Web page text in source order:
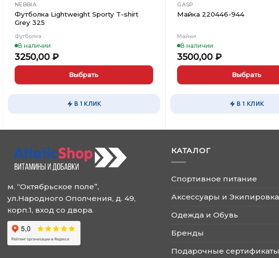
NEBBIA
Футболка Lightweight Sporty T-shirt
Grey 325
Футболка
В наличии
3250,00 ₽
Выбрать
вариаций.
можно
выбрать
на
товара.
В 1 КЛИК
GASP
Майка 220446-944
Майки
В наличии
3500,00₽
Выбрать
вариаций.
можно
выбрать
странице
В 1 КЛИК
м. “Октябрьское поле”,
ул.Народного Ополчения, д. 49,
корп.1, вход со двора.
КАТАЛОГ
Спортивное питание
Аксессуары и Экипировка
Одежда и Обувь
Бренды
Подарочные сертификаты